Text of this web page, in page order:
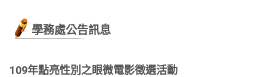
學務處公告訊息
109年點亮性別之眼微電影徵選活動